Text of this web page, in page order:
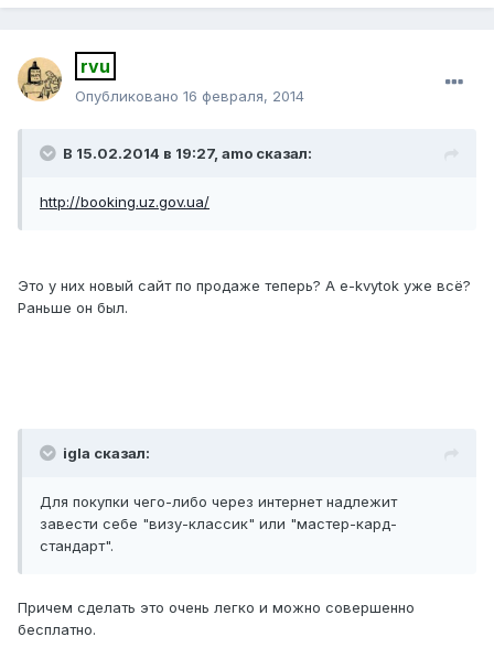
rvu
Опубликовано 16 февраля, 2014
В 15.02.2014 в 19:27, amo сказал:
http://booking.uz.gov.ua/
Это у них новый сайт по продаже теперь? А e-kvytok уже всё?
Раньше он был.
igla сказал:
Для покупки чего-либо через интернет надлежит
завести себе "визу-классик" или "мастер-кард-
стандарт".
Причем сделать это очень легко и можно совершенно
бесплатно.